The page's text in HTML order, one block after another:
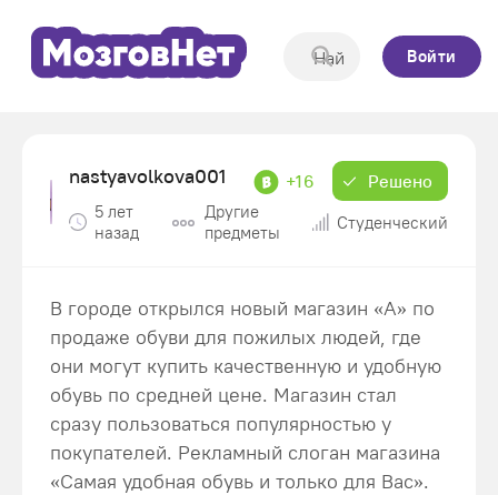
Войти
nastyavolkova001 +16 Решено
5 лет
назад
Другие
предметы
Студенческий
В городе открылся новый магазин «А» по
продаже обуви для пожилых людей, где
они могут купить качественную и удобную
обувь по средней цене. Магазин стал
сразу пользоваться популярностью у
покупателей. Рекламный слоган магазина
«Самая удобная обувь и только для Вас».